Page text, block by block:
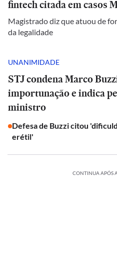
fintech citada em casos
Magistrado diz que atuou de
da legalidade
UNANIMIDADE
STJ condena Marco
importunação e indica
ministro
Defesa de Buzzi citou
erétil'
CONTINUA APÓS